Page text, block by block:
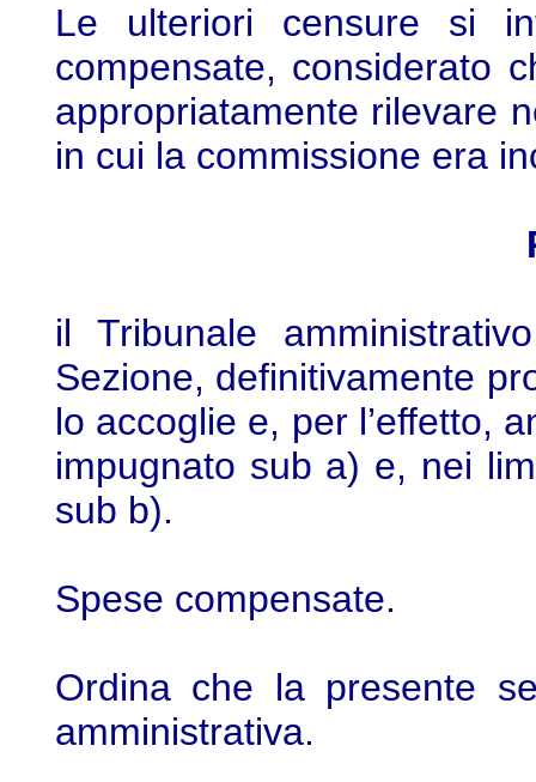
Le ulteriori censure si
compensate, considerato
appropriatamente rilevare
in cui la commissione era
il Tribunale
Sezione, definitivamente
lo accoglie e, per l’effetto,
impugnato sub a) e, nei
sub b).
Spese compensate.
Ordina che la presente
amministrativa.